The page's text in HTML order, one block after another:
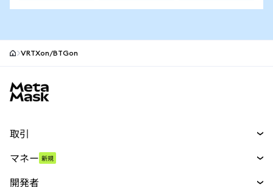
VRTXon/BTGon
取引
マネー 新規
開発者